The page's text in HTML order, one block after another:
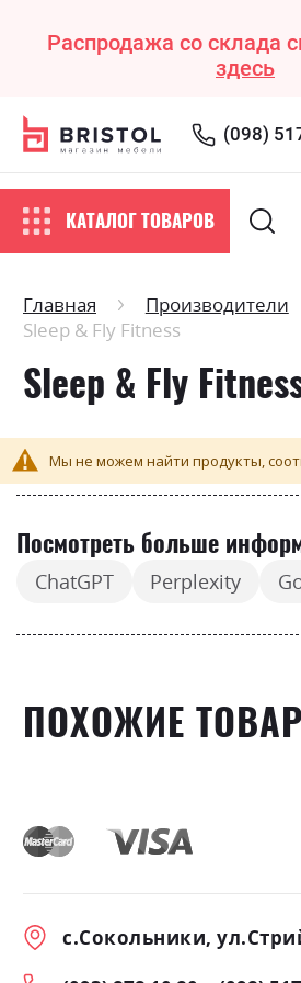
Распродажа со склада
здесь
(098)
КАТАЛОГ ТОВАРОВ
Главная
Производители
Sleep & Fly Fitness
Sleep & Fly
Мы не можем найти продукты,
Посмотреть больше
ChatGPT Perplexity
ПОХОЖИЕ
с.Сокольники,